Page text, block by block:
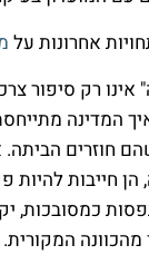
אחרונות על
רק סיפור
המדינה
חוזרים
חייבות להיות
כמסובכות,
המקורית.